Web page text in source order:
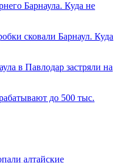
Барнаула. Куда не
сковали Барнаул. Куда
в Павлодар застряли на
до 500 тыс.
алтайские